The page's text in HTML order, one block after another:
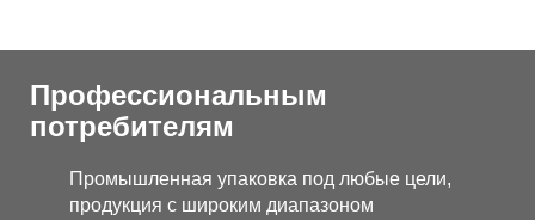
Профессиональным
потребителям
Промышленная упаковка под любые цели,
продукция с широким диапазоном